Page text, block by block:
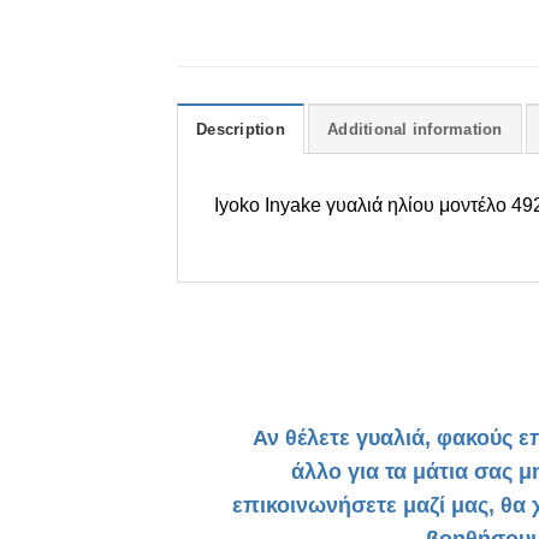
Description Additional information
Iyoko Inyake γυαλιά ηλίου μοντέλο
Αν θέλετε γυαλιά, φακούς
άλλο για τα μάτια σας
επικοινωνήσετε μαζί μας,